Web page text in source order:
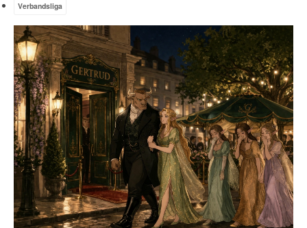
Verbandsliga